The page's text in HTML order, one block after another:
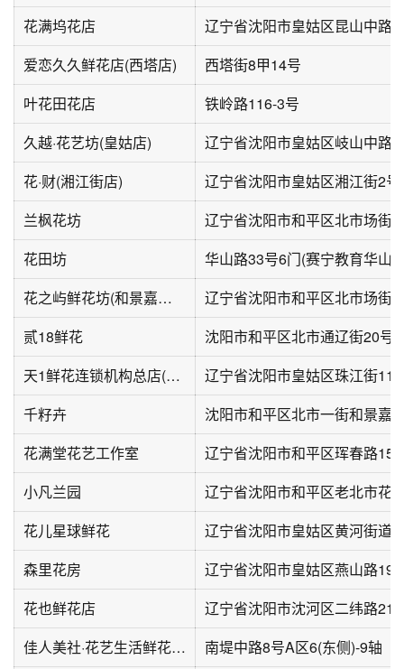
花满坞花店
辽宁省沈阳市皇姑区昆山中路
爱恋久久鲜花店(西塔店)
西塔街8甲14号
叶花田花店
铁岭路116-3号
久越·花艺坊(皇姑店)
辽宁省沈阳市皇姑区岐山中路
花·财(湘江街店)
辽宁省沈阳市皇姑区湘江街2号
兰枫花坊
辽宁省沈阳市和平区北市场街
花田坊
华山路33号6门(赛宁教育华山
花之屿鲜花坊(和景嘉园店)
辽宁省沈阳市和平区北市场街
贰18鲜花
沈阳市和平区北市通辽街20号
天1鲜花连锁机构总店(珠江街店)
辽宁省沈阳市皇姑区珠江街
千籽卉
沈阳市和平区北市一街和景嘉
花满堂花艺工作室
辽宁省沈阳市和平区珲春路15-
小凡兰园
花儿星球鲜花
森里花房
辽宁省沈阳市皇姑区燕山路19
花也鲜花店
辽宁省沈阳市沈河区二纬路21-
佳人美社·花艺生活鲜花超市(南堤中路店)
南堤中路8号A区6(东侧)-9轴